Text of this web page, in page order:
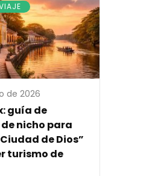
de 2026
guía de
nicho para
de Dios”
turismo de